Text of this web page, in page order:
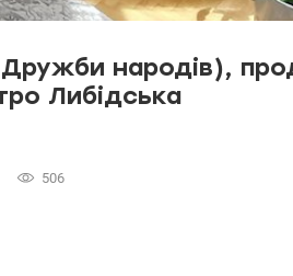
Дружби народів),
Либідська
506